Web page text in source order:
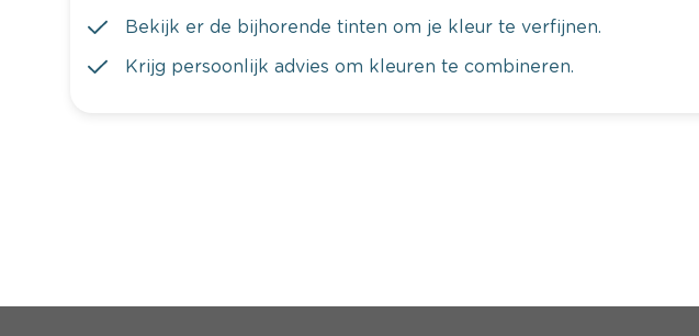
Bekijk er de bijhorende tinten om je kleur te verfijnen.
Krijg persoonlijk advies om kleuren te combineren.